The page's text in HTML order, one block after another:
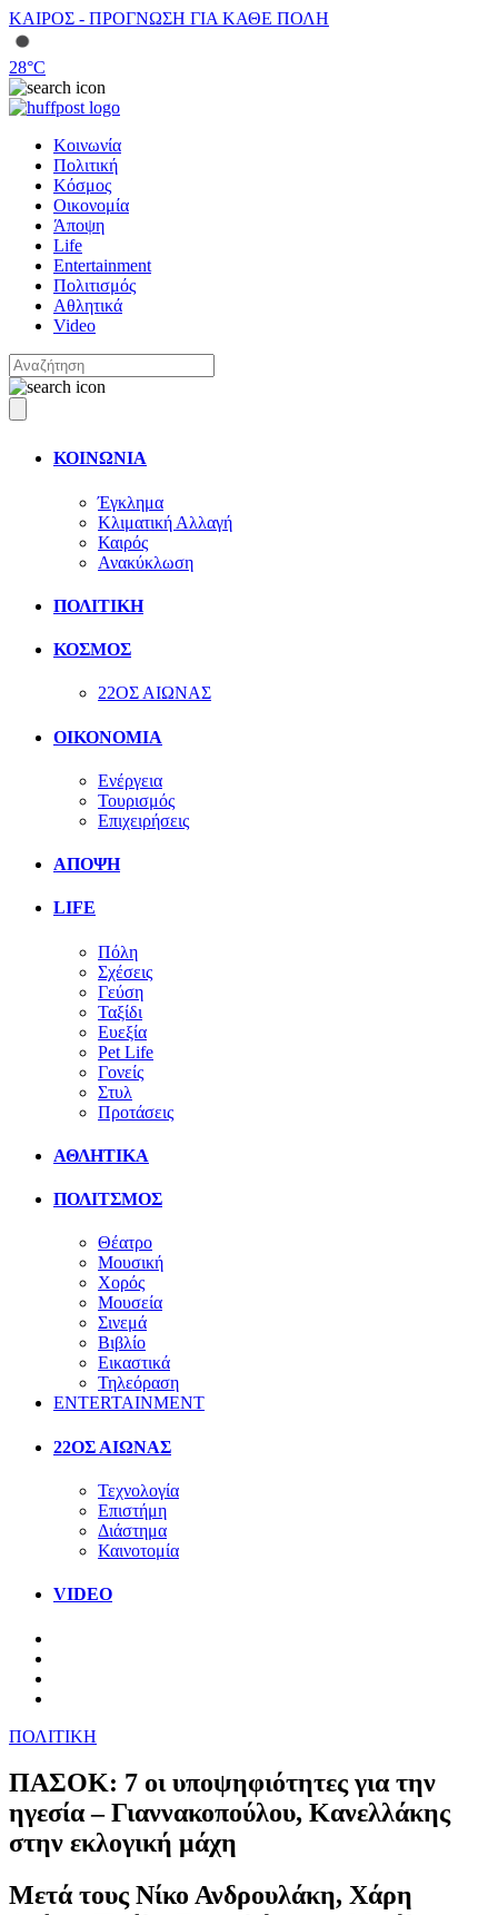
ΚΑΙΡΟΣ - ΠΡΟΓΝΩΣΗ ΓΙΑ ΚΑΘΕ ΠΟΛΗ
28°C
Κοινωνία
Πολιτική
Κόσμος
Οικονομία
Άποψη
Life
Entertainment
Πολιτισμός
Αθλητικά
Video
ΚΟΙΝΩΝΙΑ
Έγκλημα
Κλιματική Αλλαγή
Καιρός
Ανακύκλωση
ΠΟΛΙΤΙΚΗ
ΚΟΣΜΟΣ
22ΟΣ ΑΙΩΝΑΣ
ΟΙΚΟΝΟΜΙΑ
Ενέργεια
Τουρισμός
Επιχειρήσεις
ΑΠΟΨΗ
LIFE
Πόλη
Σχέσεις
Γεύση
Ταξίδι
Ευεξία
Pet Life
Γονείς
Στυλ
Προτάσεις
ΑΘΛΗΤΙΚΑ
ΠΟΛΙΤΣΜΟΣ
Θέατρο
Μουσική
Χορός
Μουσεία
Σινεμά
Βιβλίο
Εικαστικά
Τηλεόραση
ENTERTAINMENT
22ΟΣ ΑΙΩΝΑΣ
Τεχνολογία
Επιστήμη
Διάστημα
Καινοτομία
VIDEO
ΠΟΛΙΤΙΚΗ
ΠΑΣΟΚ: 7 οι υποψηφιότητες για την
ηγεσία – Γιαννακοπούλου, Κανελλάκης
στην εκλογική μάχη
Μετά τους Νίκο Ανδρουλάκη, Χάρη